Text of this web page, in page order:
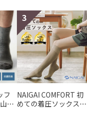
フ
用
NAIGAI COMFORT 初
めての着圧ソックスハ